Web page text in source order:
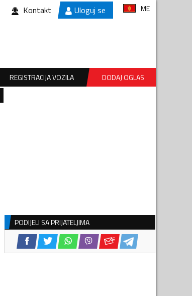
Kontakt Uloguj se ME
REGISTRACIJA VOZILA
DODAJ OGLAS
PODIJELI SA PRIJATELJIMA